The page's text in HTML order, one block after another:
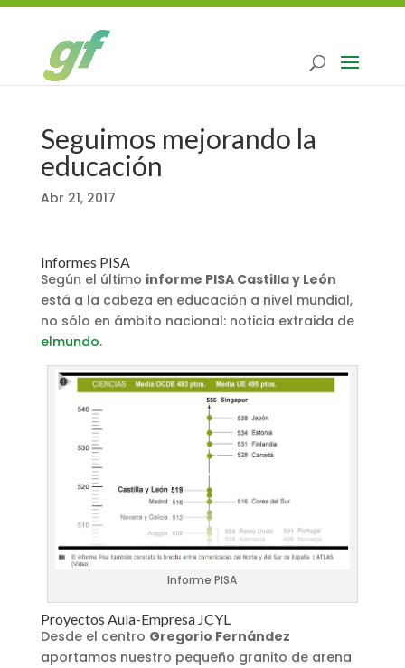
Seguimos mejorando la
educación
Abr 21, 2017
Informes PISA
Según el último informe PISA Castilla y León
está a la cabeza en educación a nivel mundial,
no sólo en ámbito nacional: noticia extraida de
elmundo.
Informe PISA
Proyectos Aula-Empresa JCYL
Desde el centro Gregorio Fernández
aportamos nuestro pequeño granito de arena